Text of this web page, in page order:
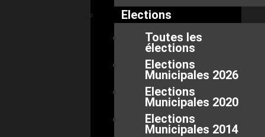
Elections
Toutes les
élections
Elections
Municipales 2026
Elections
Municipales 2020
Elections
Municipales 2014